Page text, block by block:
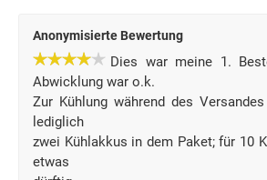
Anonymisierte Bewertung
Dies war meine 1.
Abwicklung war o.k.
Zur Kühlung während des
lediglich
zwei Kühlakkus in dem Paket; für 10
etwas